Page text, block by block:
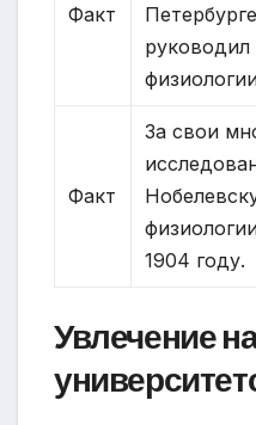
Факт
Факт
За свои
1904 году.
Увлечение